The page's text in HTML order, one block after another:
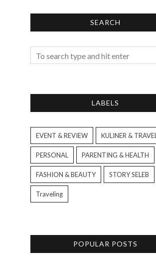
SEARCH
LABELS
EVENT & REVIEW KULINER & TRAVEL
PERSONAL PARENTING & HEALTH
FASHION & BEAUTY STORY SELEB
Traveling
POPULAR POSTS